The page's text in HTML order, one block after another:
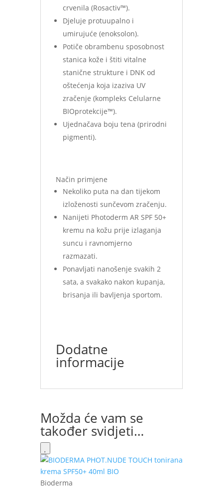
crvenila (Rosactiv™).
Djeluje protuupalno i
umirujuće (enoksolon).
Potiče obrambenu sposobnost
stanica kože i štiti vitalne
stanične strukture i DNK od
oštećenja koja izaziva UV
zračenje (kompleks Celularne
BIOprotekcije™).
Ujednačava boju tena (prirodni
pigmenti).
Način primjene
Nekoliko puta na dan tijekom
izloženosti sunčevom zračenju.
Nanijeti Photoderm AR SPF 50+
kremu na kožu prije izlaganja
suncu i ravnomjerno
razmazati.
Ponavljati nanošenje svakih 2
sata, a svakako nakon kupanja,
brisanja ili bavljenja sportom.
Dodatne
informacije
Možda će vam se
također svidjeti…
Bioderma